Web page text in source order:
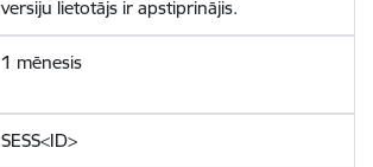
versiju lietotājs ir apstiprinājis.
1 mēnesis
SESS<ID>